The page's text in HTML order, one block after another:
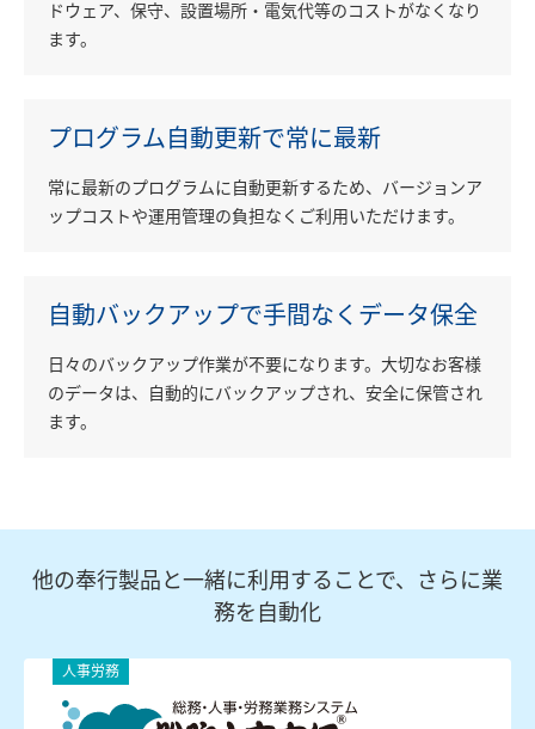
ドウェア、保守、設置場所・電気代等のコストがなくなり
ます。
プログラム自動更新で常に最新
常に最新のプログラムに自動更新するため、バージョンア
ップコストや運用管理の負担なくご利用いただけます。
自動バックアップで手間なくデータ保全
日々のバックアップ作業が不要になります。大切なお客様
のデータは、自動的にバックアップされ、安全に保管され
ます。
他の奉行製品と一緒に利用することで、さらに業
務を自動化
人事労務